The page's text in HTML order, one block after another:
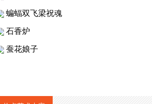
蝙蝠双飞梁祝魂
石香炉
蚕花娘子